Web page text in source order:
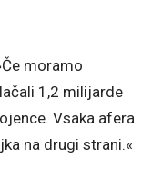
moramo
1,2 milijarde
Vsaka afera
na drugi strani.«